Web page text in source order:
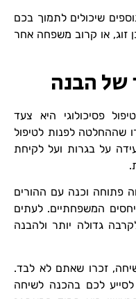
שיכולים לתמוך בכם
זוג, או קרוב משפחה אחר
של הבנה
פסיכולוגי היא צעד
שההחלטה לפנות לטיפול
על בגרות ועל לקיחת
פתוחה וכנה עם ההורים
המשפחתיים. לעתים
גדולה יותר ולהבנה
זכרו שאתם לא לבד.
לסייע לכם בהכנה לשיחה